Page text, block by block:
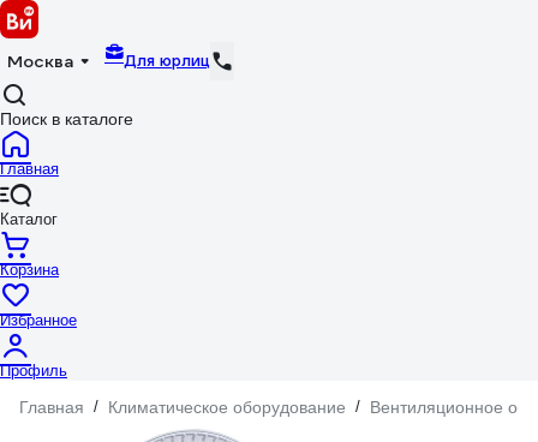
Москва Для юрлиц
Поиск в каталоге
Главная
Каталог
Корзина
Избранное
Профиль
Главная / Климатическое оборудование / Вентиляционное